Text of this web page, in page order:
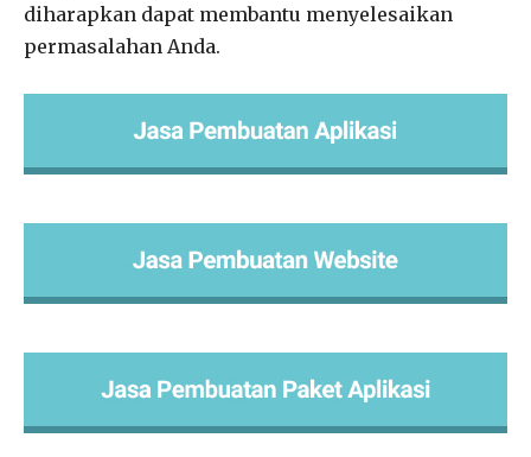
diharapkan dapat membantu menyelesaikan
permasalahan Anda.